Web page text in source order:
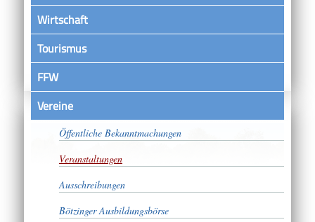
Wirtschaft
Tourismus
FFW
VereineSatzungen
Öffentliche Bekanntmachungen
Veranstaltungen
Ausschreibungen
Bötzinger Ausbildungsbörse